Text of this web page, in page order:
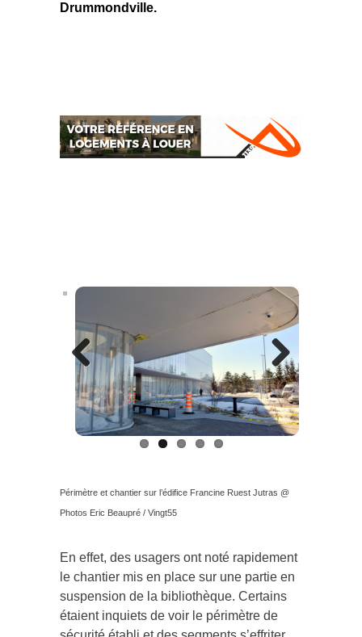
Drummondville.
Previous Next
Périmètre et chantier sur l’édifice Francine Ruest Jutras @
Photos Eric Beaupré / Vingt55
En effet, des usagers ont noté rapidement
le chantier mis en place sur une partie en
suspension de la bibliothèque. Certains
étaient inquiets de voir le périmètre de